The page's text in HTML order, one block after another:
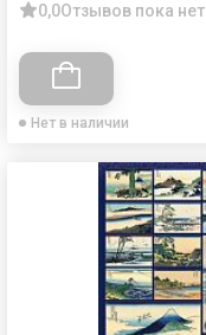
0,0Отзывов пока нет
Нет в наличии